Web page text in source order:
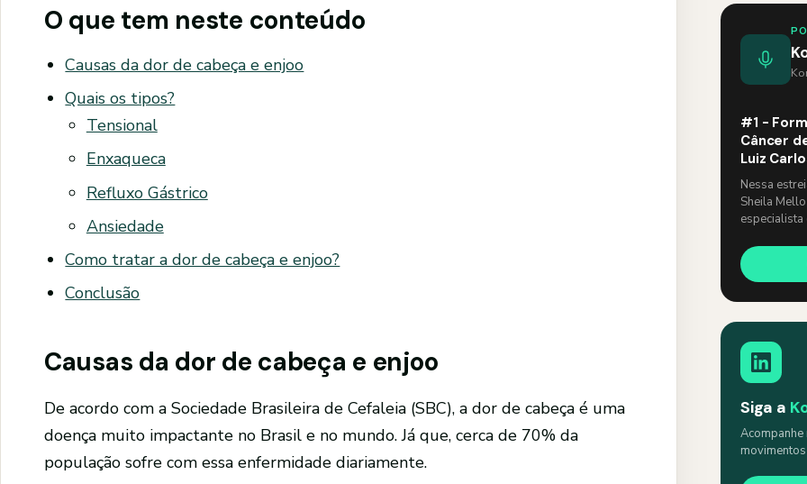
O que tem neste conteúdo
Causas da dor de cabeça e enjoo
Quais os tipos?
Tensional
Enxaqueca
Refluxo Gástrico
Ansiedade
Como tratar a dor de cabeça e enjoo?
Conclusão
Causas da dor de cabeça e enjoo
De acordo com a Sociedade Brasileira de Cefaleia (SBC), a dor de cabeça é uma
doença muito impactante no Brasil e no mundo. Já que, cerca de 70% da
população sofre com essa enfermidade diariamente.
#1 -
Câncer
Luiz
Nessa
Sheila
especialista
Siga a